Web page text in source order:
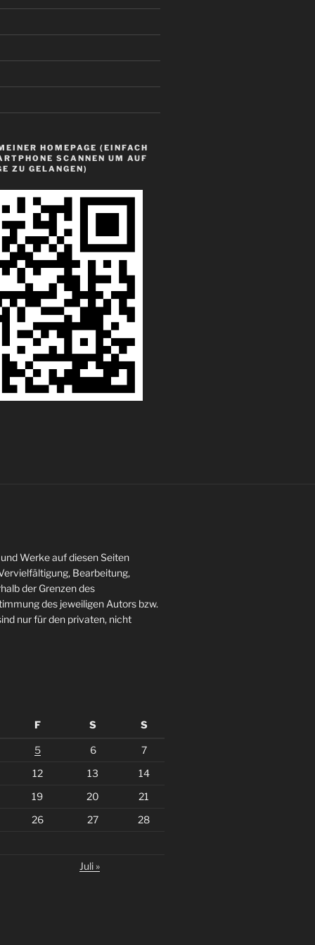
HOMEPAGE (EINFACH
SCANNEN UM AUF
ZU GELANGEN)
Werke auf diesen Seiten
Bearbeitung,
der Grenzen des
des jeweiligen Autors bzw.
nur für den privaten, nicht
F S S
5 6
7
12
13
14
19
20
21
26
27 28
Juli »